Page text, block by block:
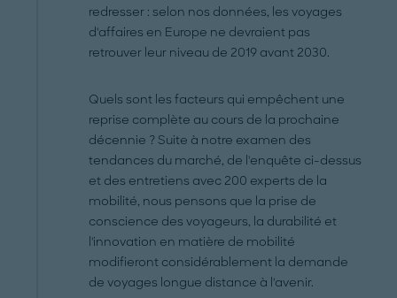
redresser : selon nos données, les voyages
d'affaires en Europe ne devraient pas
retrouver leur niveau de 2019 avant 2030.
Quels sont les facteurs qui empêchent une
reprise complète au cours de la prochaine
décennie ? Suite à notre examen des
tendances du marché, de l'enquête ci-dessus
et des entretiens avec 200 experts de la
mobilité, nous pensons que la prise de
conscience des voyageurs, la durabilité et
l'innovation en matière de mobilité
modifieront considérablement la demande
de voyages longue distance à l'avenir.